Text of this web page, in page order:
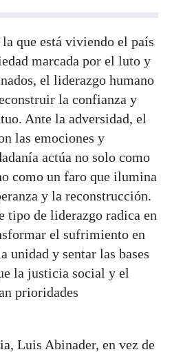
que está viviendo el país
marcada por el luto y
el liderazgo humano
la confianza y
Ante la adversidad, el
las emociones y
actúa no solo como
como un faro que ilumina
y la reconstrucción.
tipo de liderazgo radica en
el sufrimiento en
unidad y sentar las bases
la justicia social y el
prioridades
Luis Abinader, en vez de